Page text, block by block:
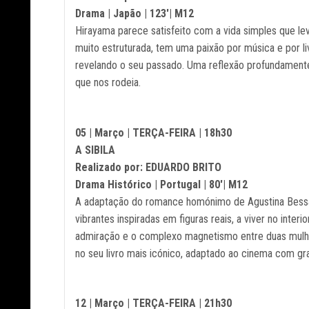
Drama | Japão | 123'| M12
Hirayama parece satisfeito com a vida simples que
muito estruturada, tem uma paixão por música e por
revelando o seu passado. Uma reflexão
que nos rodeia.
05 | Março | TERÇA-FEIRA | 18h30
A SIBILA
Realizado por: EDUARDO BRITO
Drama Histórico | Portugal | 80'| M12
A adaptação do romance homónimo de Agustina
vibrantes inspiradas em figuras reais, a viver no
admiração e o complexo magnetismo entre duas
no seu livro mais icónico, adaptado ao cinema com
12 | Março | TERÇA-FEIRA | 21h30